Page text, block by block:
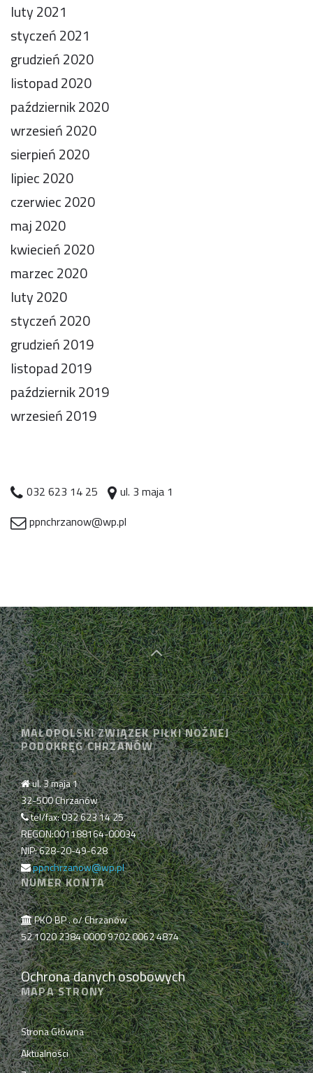
luty 2021
styczeń 2021
grudzień 2020
listopad 2020
październik 2020
wrzesień 2020
sierpień 2020
lipiec 2020
czerwiec 2020
maj 2020
kwiecień 2020
marzec 2020
luty 2020
styczeń 2020
grudzień 2019
listopad 2019
październik 2019
wrzesień 2019
032 623 14 25
ul. 3 maja 1
ppnchrzanow@wp.pl
MAŁOPOLSKI ZWIĄZEK PIŁKI NOŻNEJ
PODOKRĘG CHRZANÓW
ul. 3 maja 1
32-500 Chrzanów
tel/fax: 032 623 14 25
REGON:001188164-00034
NIP: 628-20-49-628
ppnchrzanow@wp.pl
NUMER KONTA
PKO BP . o/ Chrzanów
52 1020 2384 0000 9702 0062 4874
Ochrona danych osobowych
MAPA STRONY
Strona Główna
Aktualności